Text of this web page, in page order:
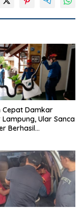
Cepat Damkar
Ular Sanca
Berhasil